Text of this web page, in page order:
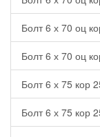
Болт 6 х 70 оц
Болт 6 х 70 оц
Болт 6 х 75 кор
Болт 6 х 75 кор